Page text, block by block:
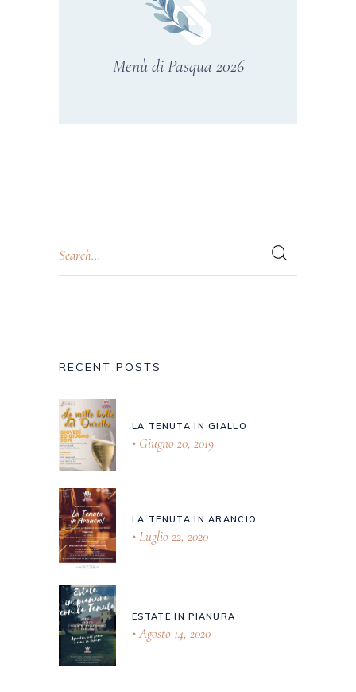
Menù di Pasqua 2026
RECENT POSTS
LA TENUTA IN GIALLO
Giugno 20, 2019
LA TENUTA IN ARANCIO
Luglio 22, 2020
ESTATE IN PIANURA
Agosto 14, 2020